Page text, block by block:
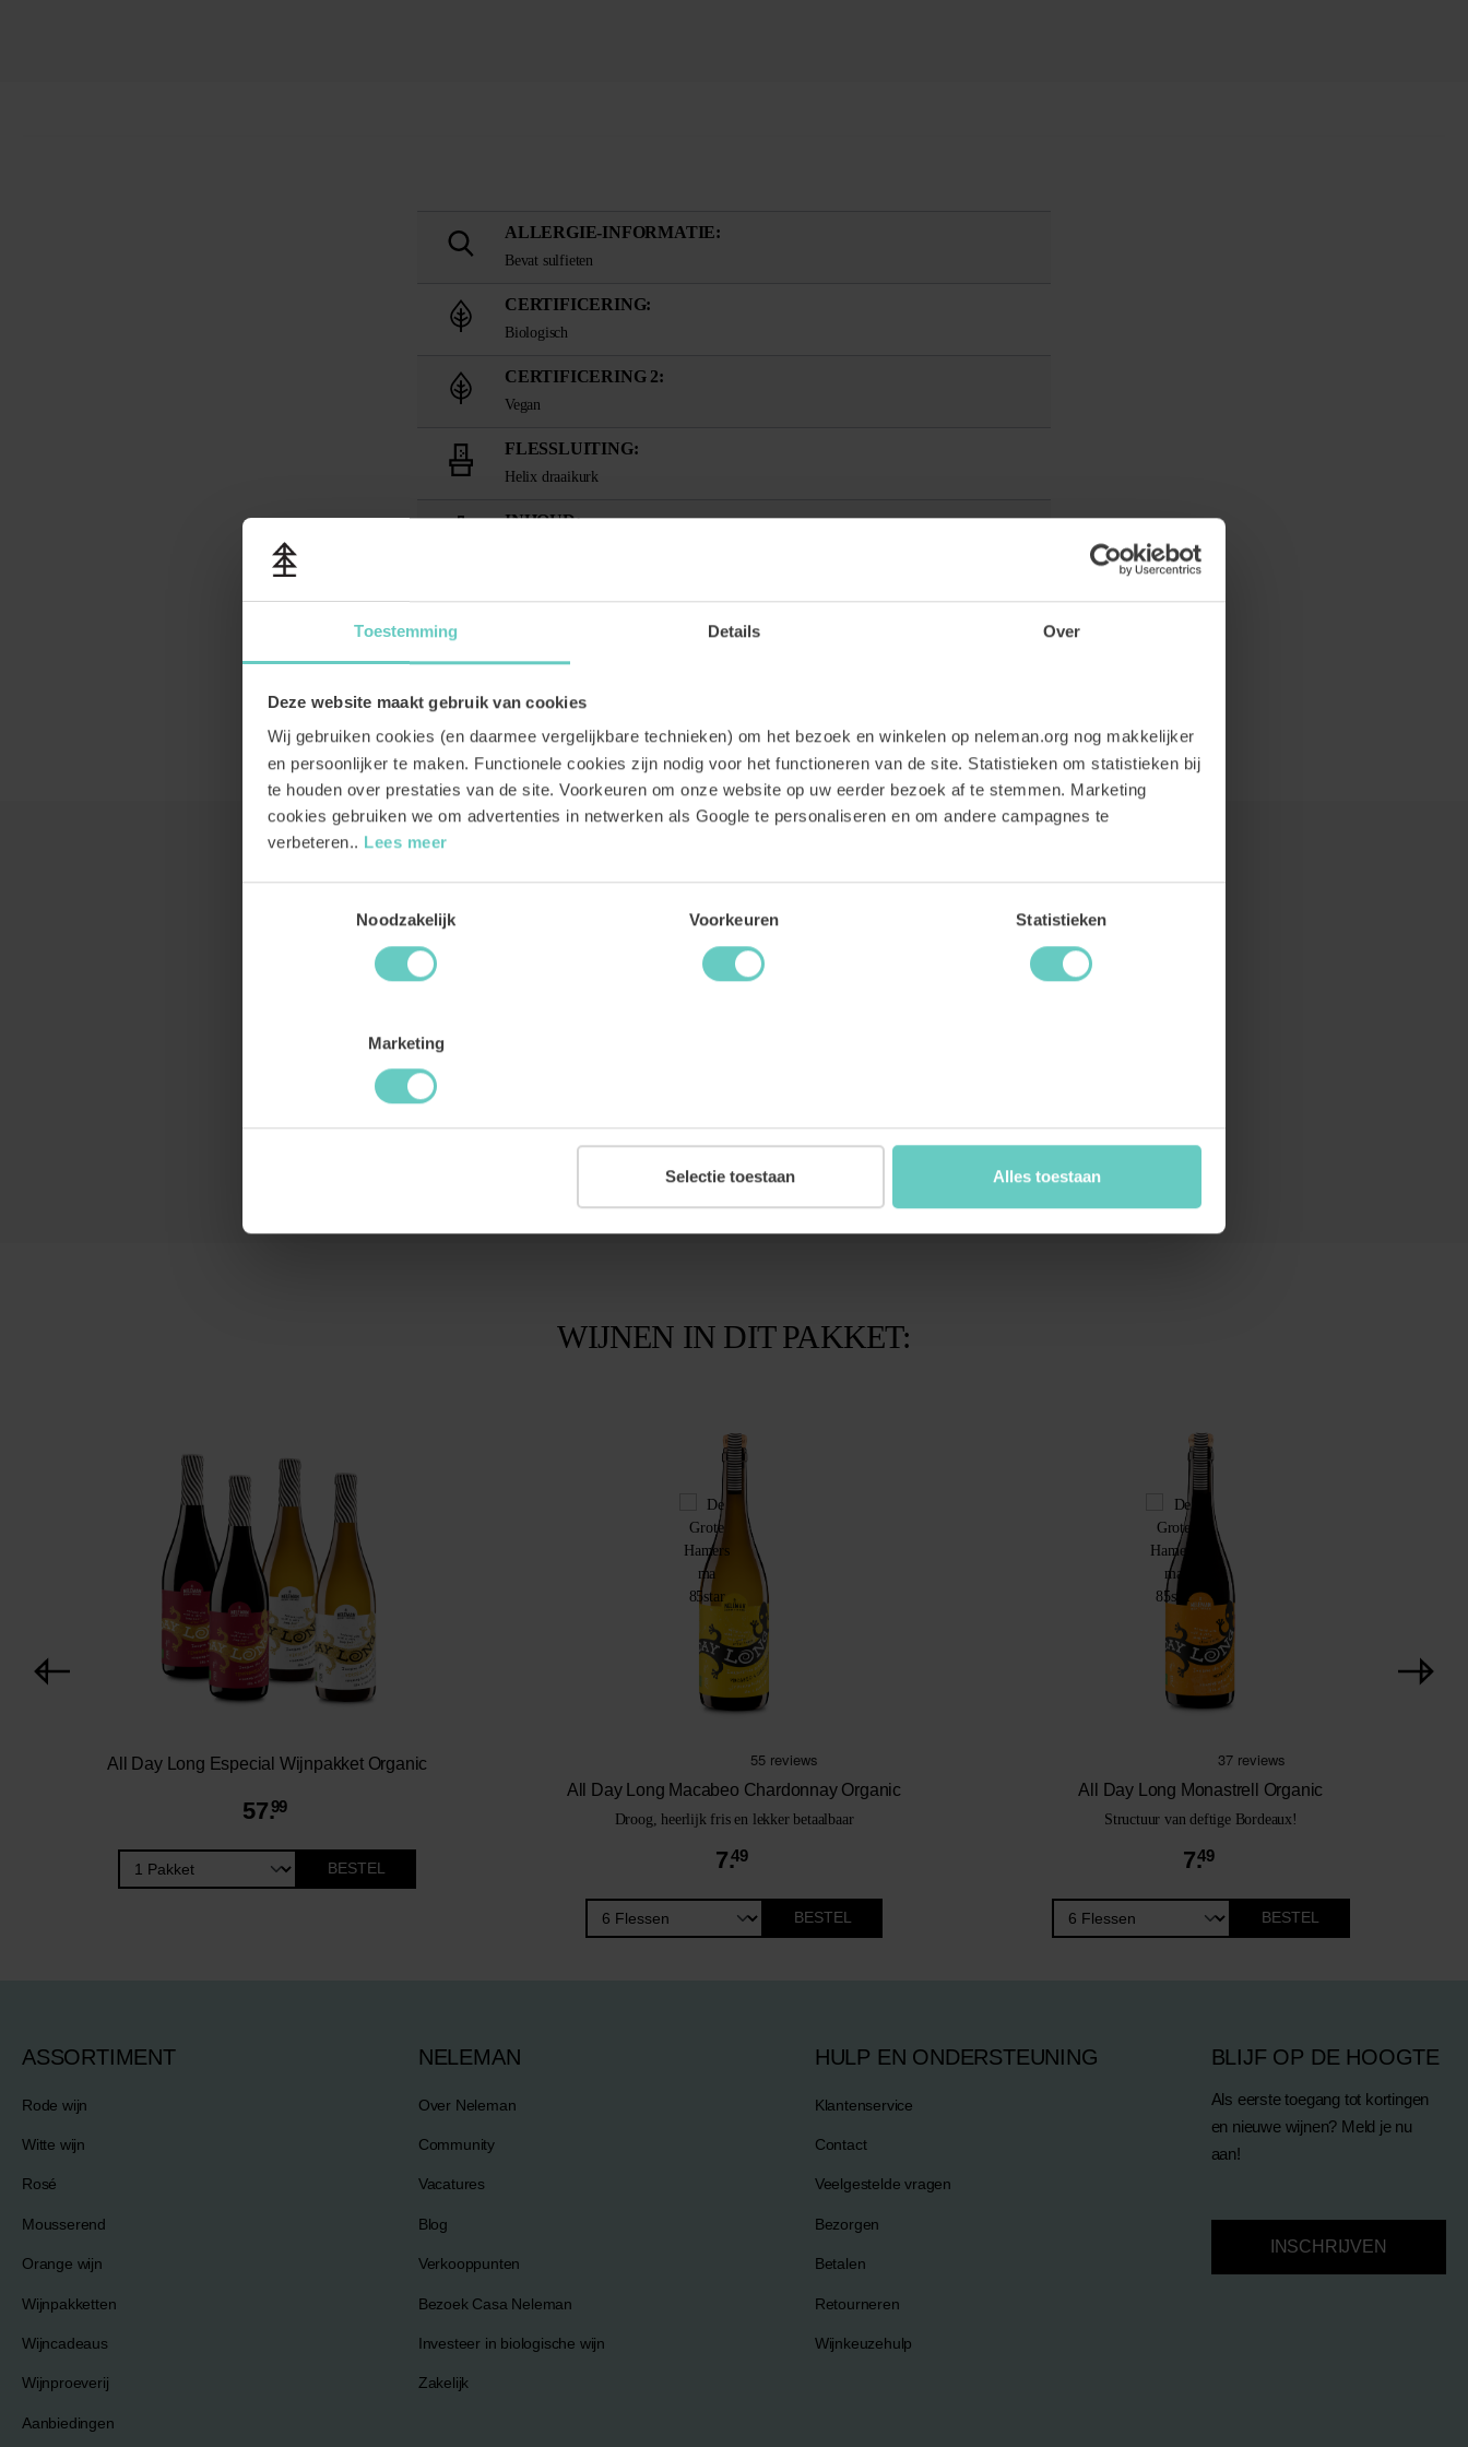
Toestemming Details Over
Deze website maakt gebruik van cookies
Wij gebruiken cookies (en daarmee vergelijkbare technieken) om het bezoek en winkelen op neleman.org nog makkelijker
en persoonlijker te maken. Functionele cookies zijn nodig voor het functioneren van de site. Statistieken om statistieken bij
te houden over prestaties van de site. Voorkeuren om onze website op uw eerder bezoek af te stemmen. Marketing
cookies gebruiken we om advertenties in netwerken als Google te personaliseren en om andere campagnes te
verbeteren.. Lees meer
Noodzakelijk
Voorkeuren Statistieken
Marketing
Selectie toestaan Alles toestaan
ALLERGIE-INFORMATIE:
Bevat sulfieten
CERTIFICERING:
Biologisch
CERTIFICERING 2:
Vegan
FLESSLUITING:
Helix draaikurk
INHOUD:
WIJNREGIO:
WAT ONZE KLANTEN VINDEN:
WIJNEN IN DIT PAKKET:
All Day Long Especial Wijnpakket Organic
57.99
BESTEL
All Day Long Macabeo Chardonnay Organic
Droog, heerlijk fris en lekker betaalbaar
7.49
BESTEL
All Day Long Monastrell Organic
Structuur van deftige Bordeaux!
7.49
BESTEL
ASSORTIMENT
Rode wijn
Witte wijn
Rosé
Mousserend
Orange wijn
Wijnpakketten
Wijncadeaus
Wijnproeverij
Aanbiedingen
NELEMAN
Over Neleman
Community
Vacatures
Blog
Verkooppunten
Bezoek Casa Neleman
Investeer in biologische wijn
Zakelijk
HULP EN ONDERSTEUNING
Klantenservice
Contact
Veelgestelde vragen
Bezorgen
Betalen
Retourneren
Wijnkeuzehulp
BLIJF OP DE HOOGTE
Als eerste toegang tot kortingen
en nieuwe wijnen? Meld je nu
aan!
INSCHRIJVEN